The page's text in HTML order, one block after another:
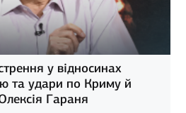
у відносинах
та удари по Криму й
Гараня